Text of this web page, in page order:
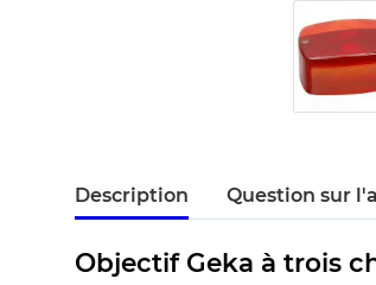
Description Question sur
Objectif Geka à trois